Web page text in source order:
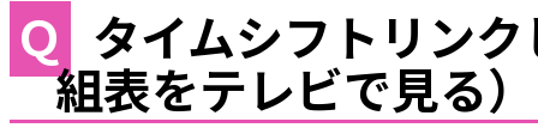
タイムシフトリン
組表をテレビで見る）